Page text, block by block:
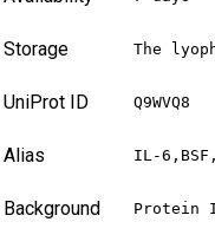
Storage The
UniProt ID Q9WVQ8
Alias IL-
Background Protein